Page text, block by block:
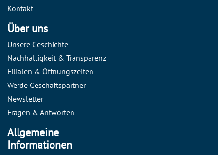
Kontakt
Über uns
Unsere Geschichte
Nachhaltigkeit & Transparenz
Filialen & Öffnungszeiten
Werde Geschäftspartner
Newsletter
Fragen & Antworten
Allgemeine
Informationen